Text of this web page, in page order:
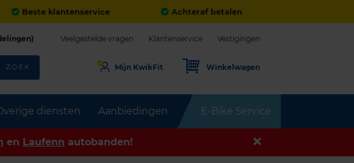
Beste klantenservice Achteraf betalen
diensten Aanbiedingen E-Bike Service
Veelgestelde vragen Klantenservice Vestigingen
ZOEK Mijn KwikFit Winkelwagen
en Laufenn autobanden!